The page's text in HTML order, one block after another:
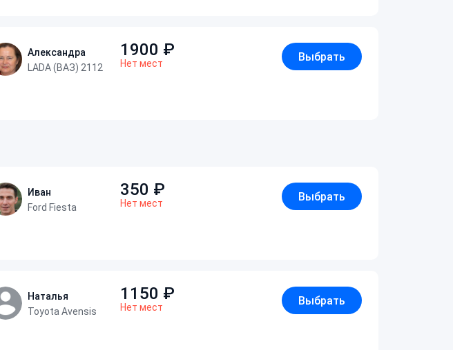
Александра
LADA (ВАЗ) 2112
1900 ₽
Нет мест
Выбрать
Иван
Ford Fiesta
350 ₽
Нет мест
Выбрать
Наталья
Toyota Avensis
1150 ₽
Нет мест
Выбрать